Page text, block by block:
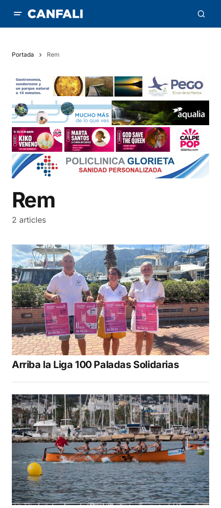
Portada Rem
Rem
2 articles
Arriba la Liga 100 Paladas Solidarias